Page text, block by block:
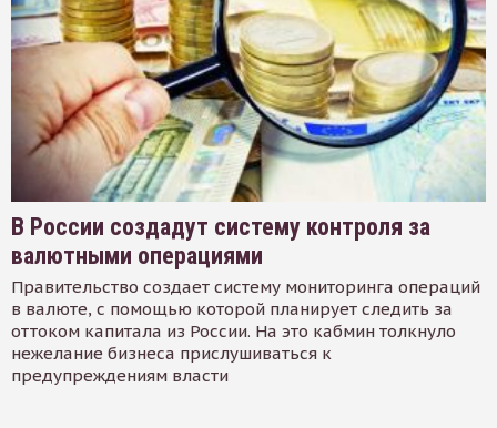
В России создадут систему контроля за
валютными операциями
Правительство создает систему мониторинга операций
в валюте, с помощью которой планирует следить за
оттоком капитала из России. На это кабмин толкнуло
нежелание бизнеса прислушиваться к
предупреждениям власти